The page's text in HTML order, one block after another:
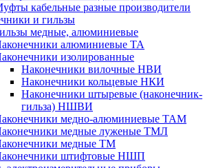
кабельные разные производители
и гильзы
медные, алюминиевые
алюминиевые ТА
изолированные
Наконечники вилочные НВИ
Наконечники кольцевые НКИ
Наконечники штыревые (наконечник-
гильза) НШВИ
медно-алюминиевые ТАМ
медные луженые ТМЛ
медные ТМ
штифтовые НШП